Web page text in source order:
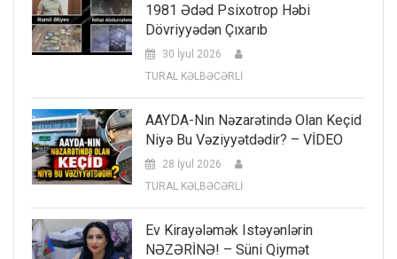
1981 Ədəd Psixotrop Həbi
Dövriyyədən Çıxarıb
30 İyul 2026
TURAL KƏLBƏCƏRLİ
AAYDA-Nın Nəzarətində Olan Keçid
Niyə Bu Vəziyyətdədir? – VİDEO
28 İyul 2026
TURAL KƏLBƏCƏRLİ
Ev Kirayələmək Istəyənlərin
NƏZƏRİNƏ! – Süni Qiymət